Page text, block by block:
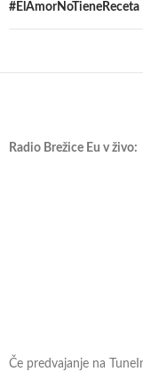
#ElAmorNoTieneReceta
Radio Brežice Eu v živo:
Če predvajanje na